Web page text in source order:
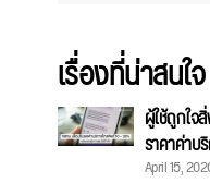
เรื่องที่น่าสนใจ
ผู้ใช้ถูกใจ
ราคาค่าบ
April 15,